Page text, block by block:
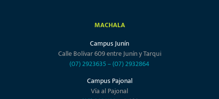
MACHALA
Campus Junín
Calle Bolívar 609 entre Junín y Tarqui
(07) 2923635–(07) 2932864
Campus Pajonal
Vía al Pajonal